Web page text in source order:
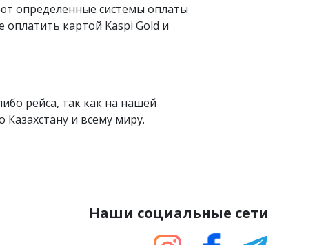
определенные системы оплаты
картой Kaspi Gold и
рейса, так как на нашей
и всему миру.
Наши социальные сети